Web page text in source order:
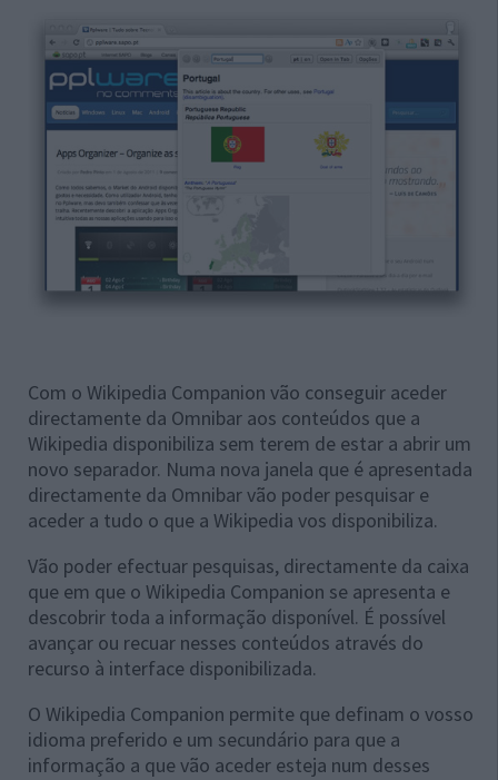
Com o Wikipedia Companion vão conseguir aceder
directamente da Omnibar aos conteúdos que a
Wikipedia disponibiliza sem terem de estar a abrir um
novo separador. Numa nova janela que é apresentada
directamente da Omnibar vão poder pesquisar e
aceder a tudo o que a Wikipedia vos disponibiliza.
Vão poder efectuar pesquisas, directamente da caixa
que em que o Wikipedia Companion se apresenta e
descobrir toda a informação disponível. É possível
avançar ou recuar nesses conteúdos através do
recurso à interface disponibilizada.
O Wikipedia Companion permite que definam o vosso
idioma preferido e um secundário para que a
informação a que vão aceder esteja num desses